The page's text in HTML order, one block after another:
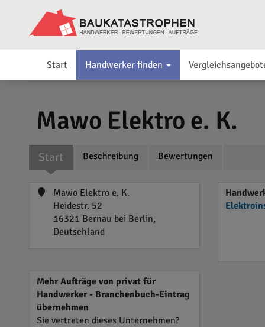
Start Handwerker finden
Mawo Elektro e. K.
Start Beschreibung Bewertungen
Mawo Elektro e. K.
Heidestr. 52
16321 Bernau bei Berlin,
Deutschland
Mehr Aufträge von privat für
Handwerker - Branchenbuch-Eintrag
übernehmen
Sie vertreten dieses Unternehmen?